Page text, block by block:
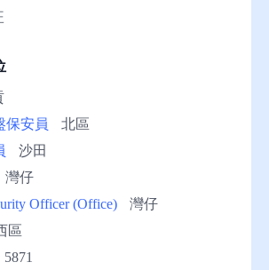
保安員
北區
沙田
灣仔
Officer (Office)
灣仔
區
5871